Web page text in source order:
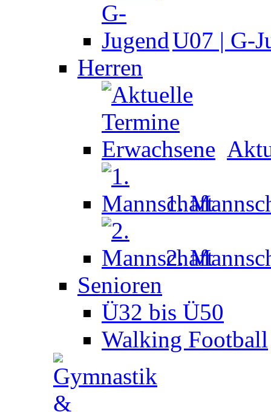
U07 | G-
Herren
1.
2.
Senioren
Ü32 bis Ü50
Walking Football